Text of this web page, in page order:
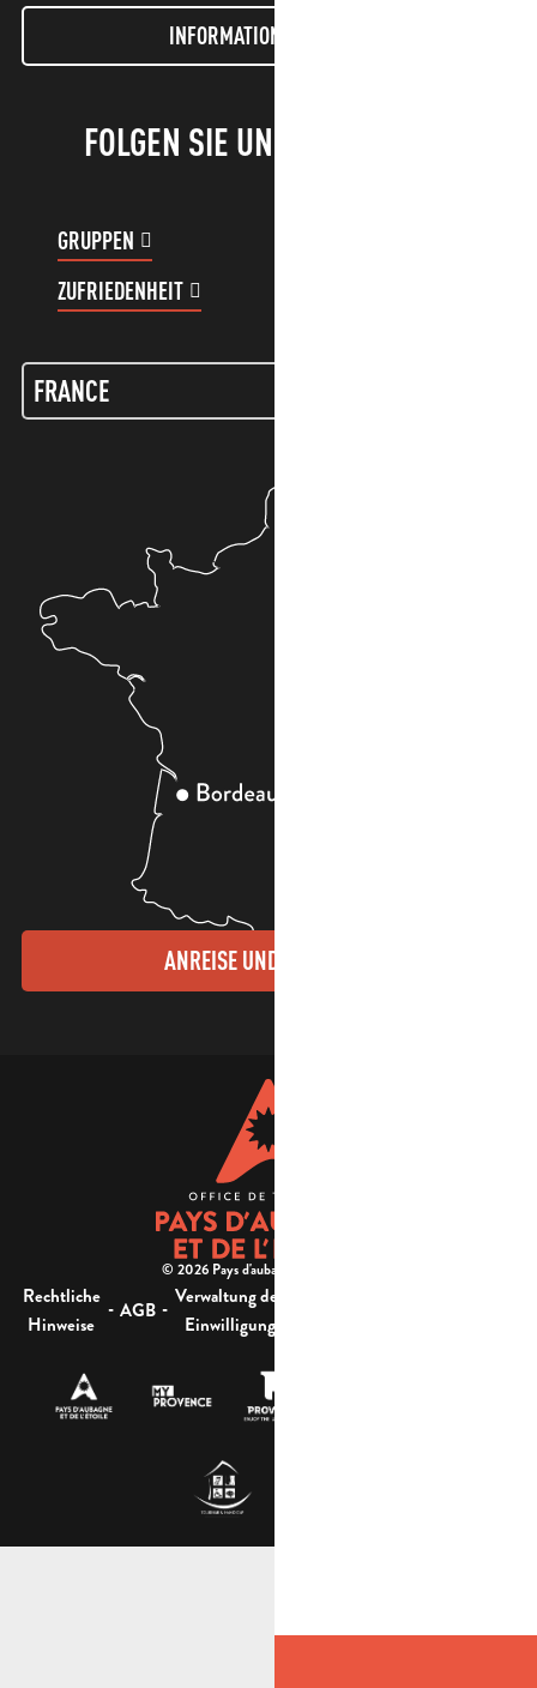
INFORMATIONEN LETTER
FOLGEN SIE UNS!
GRUPPEN
ZUFRIEDENHEIT
ANREISE UND KONTAKTE
© 2026 Pays d'aubagne et de l'étoile -
Rechtliche
Hinweise
- AGB - Verwaltung der
Einwilligung